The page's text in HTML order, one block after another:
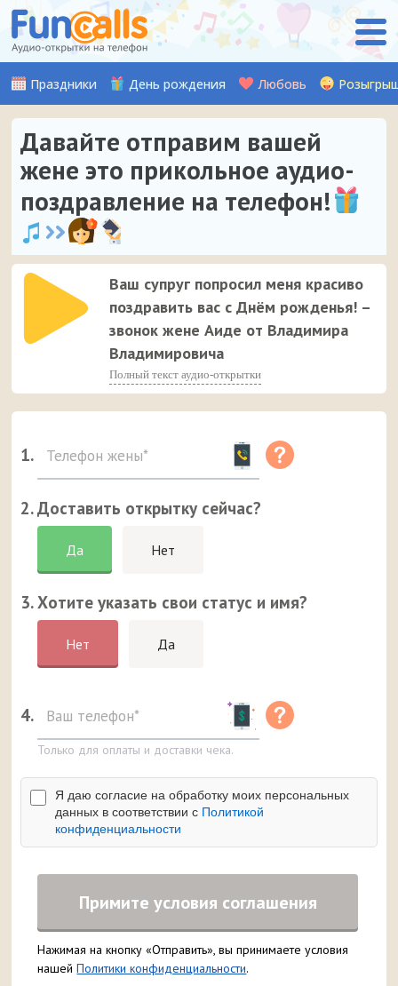
Праздники День рождения Любовь
Давайте отправим вашей
жене это прикольное аудио-
поздравление на телефон!
Ваш супруг попросил меня красиво
поздравить вас с Днём рожденья! –
звонок жене Аиде от Владимира
Владимировича
Полный текст аудио-открытки
1.
2. Доставить открытку сейчас?
Да Нет
3. Хотите указать свои статус и имя?
Нет Да
4.
Только для оплаты и доставки чека.
Я даю согласие на обработку моих персональных
данных в соответствии с Политикой
конфиденциальности
Примите условия соглашения
Нажимая на кнопку «Отправить», вы принимаете условия
нашейПолитики конфиденциальности.